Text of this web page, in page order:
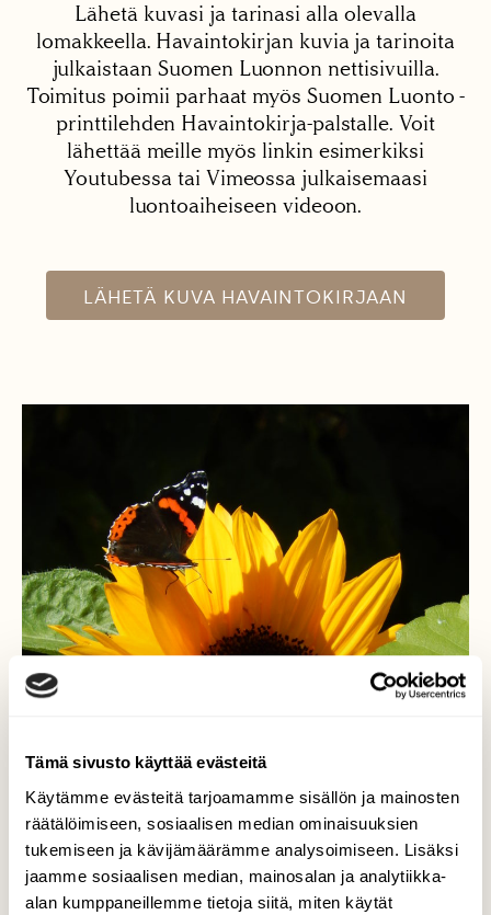
Tämä sivusto käyttää evästeitä
Käytämme evästeitä tarjoamamme sisällön ja mainosten
räätälöimiseen, sosiaalisen median ominaisuuksien
tukemiseen ja kävijämäärämme analysoimiseen. Lisäksi
jaamme sosiaalisen median, mainosalan ja analytiikka-
alan kumppaneillemme tietoja siitä, miten käytät
Lähetä kuvasi ja tarinasi alla olevalla
lomakkeella. Havaintokirjan kuvia ja tarinoita
julkaistaan Suomen Luonnon nettisivuilla.
Toimitus poimii parhaat myös Suomen Luonto -
printtilehden Havaintokirja-palstalle. Voit
lähettää meille myös linkin esimerkiksi
Youtubessa tai Vimeossa julkaisemaasi
luontoaiheiseen videoon.
LÄHETÄ KUVA HAVAINTOKIRJAAN